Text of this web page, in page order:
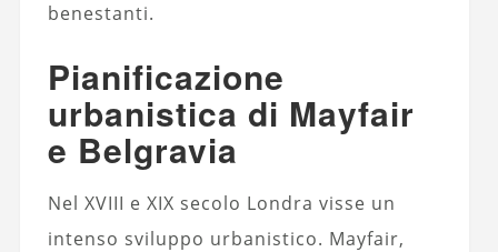
benestanti.
Pianificazione
urbanistica di Mayfair
e Belgravia
Nel XVIII e XIX secolo Londra visse un
intenso sviluppo urbanistico. Mayfair,